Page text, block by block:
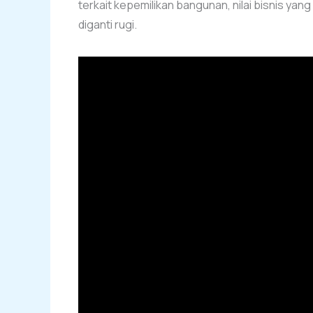
terkait kepemilikan bangunan, nilai bisnis
diganti rugi.